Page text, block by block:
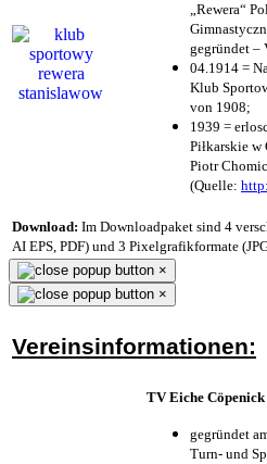
„Rewera“
gegründet –
04.1914 =
Klub
von 1908;
1939 =
Piłkarskie
Piotr
(Quelle:
Download: Im Downloadpaket sind 4
AI EPS, PDF) und 3 Pixelgrafikformate
×
×
Vereinsinformationen:
TV Eiche
gegründet
Turn- und